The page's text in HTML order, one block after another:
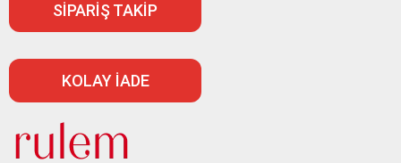
SİPARİŞ TAKİP
KOLAY İADE